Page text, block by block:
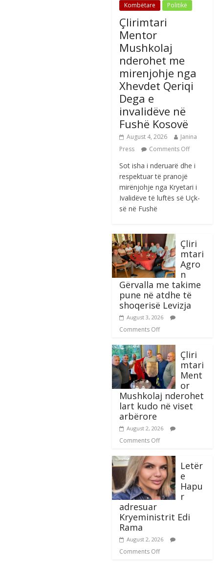
Kombëtare Politikë
Çlirimtari
Mentor
Mushkolaj
nderohet me
mirenjohje nga
Xhevdet Qeriqi
Dega e
invalidëve në
Fushë Kosovë
August 4, 2026
Janina
Press
Comments Off
Sot isha i nderuarë dhe i
respektuar të pranojë
mirënjohje nga Kryetari i
Ivalidëve të luftës së Uçk-
së në Fushë
Çliri
mtari
Agro
n
Gërvalla me takime
pune në atdhe të
shoqerisë Levizja
August 3, 2026
Comments Off
Çliri
mtari
Ment
or
Mushkolaj nderohet
lart kudo në viset
arbërore
August 2, 2026
Comments Off
Letër
e
Hapu
r
adresuar
Kryeministrit Edi
Rama
August 2, 2026
Comments Off